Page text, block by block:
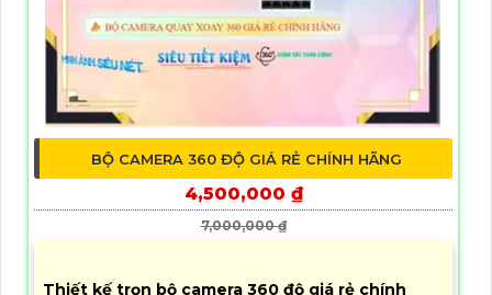
BỘ CAMERA 360 ĐỘ GIÁ RẺ CHÍNH HÃNG
4,500,000 ₫
7,000,000 ₫
Thiết kế trọn bộ camera 360 độ giá rẻ chính